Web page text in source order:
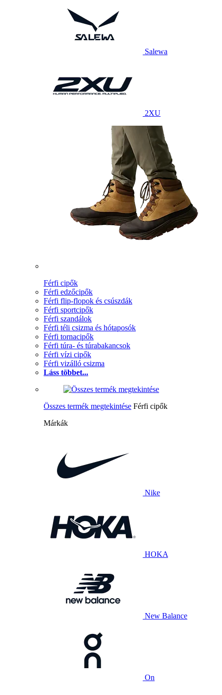
Salewa
2XU
Férfi cipők
Férfi edzőcipők
Férfi flip-flopok és csúszdák
Férfi sportcipők
Férfi szandálok
Férfi téli csizma és hótaposók
Férfi tornacipők
Férfi túra- és túrabakancsok
Férfi vízi cipők
Férfi vizálló csizma
Láss többet...
Összes termék megtekintése Férfi cipők
Márkák
Nike
HOKA
New Balance
On